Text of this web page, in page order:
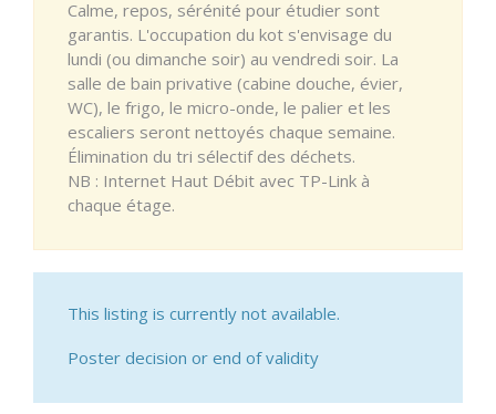
Calme, repos, sérénité pour étudier sont
garantis. L'occupation du kot s'envisage du
lundi (ou dimanche soir) au vendredi soir. La
salle de bain privative (cabine douche, évier,
WC), le frigo, le micro-onde, le palier et les
escaliers seront nettoyés chaque semaine.
Élimination du tri sélectif des déchets.
NB : Internet Haut Débit avec TP-Link à
chaque étage.
This listing is currently not available.
Poster decision or end of validity